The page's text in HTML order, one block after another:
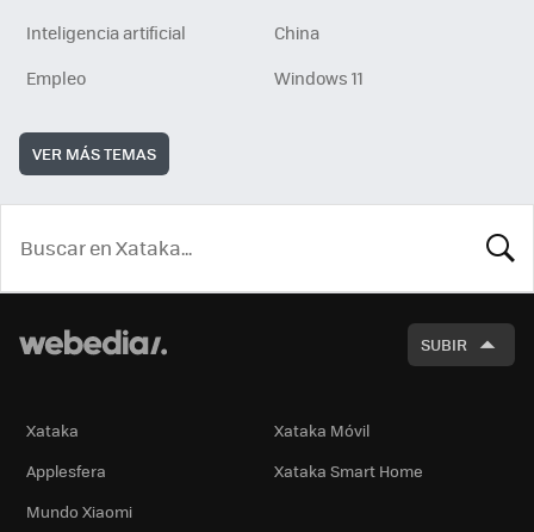
Inteligencia artificial
China
Empleo
Windows 11
VER MÁS TEMAS
SUBIR
Xataka
Xataka Móvil
Applesfera
Xataka Smart Home
Mundo Xiaomi